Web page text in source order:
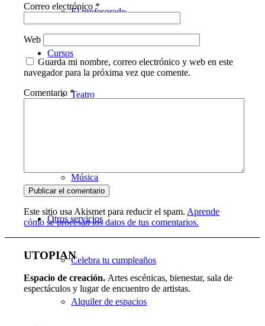
El profesorado
Cursos
Teatro
Música
Otros servicios
Celebra tu cumpleaños
Alquiler de espacios
Correo electrónico*
Web
Guarda mi nombre, correo electrónico y web en este
navegador para la próxima vez que comente.
Comentario *
Este sitio usa Akismet para reducir el spam. Aprende
cómo se procesan los datos de tus comentarios.
UTOPIAN
Espacio de creación. Artes escénicas, bienestar, sala de
espectáculos y lugar de encuentro de artistas.